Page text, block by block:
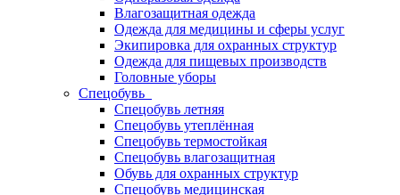
Влагозащитная одежда
Одежда для медицины и сферы услуг
Экипировка для охранных структур
Одежда для пищевых производств
Головные уборы
Спецобувь
Спецобувь летняя
Спецобувь утеплённая
Спецобувь термостойкая
Спецобувь влагозащитная
Обувь для охранных структур
Спецобувь медицинская